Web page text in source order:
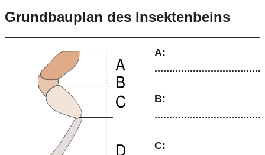
Grundbauplan des Insektenbeins
A:
....................................
B:
....................................
C: